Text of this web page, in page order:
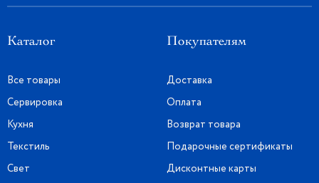
Каталог
Все товары
Сервировка
Кухня
Текстиль
Свет
Покупателям
Доставка
Оплата
Возврат товара
Подарочные сертификаты
Дисконтные карты